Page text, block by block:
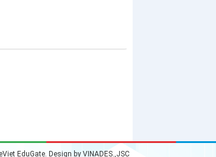
EduGate. Design by VINADES.,JSC